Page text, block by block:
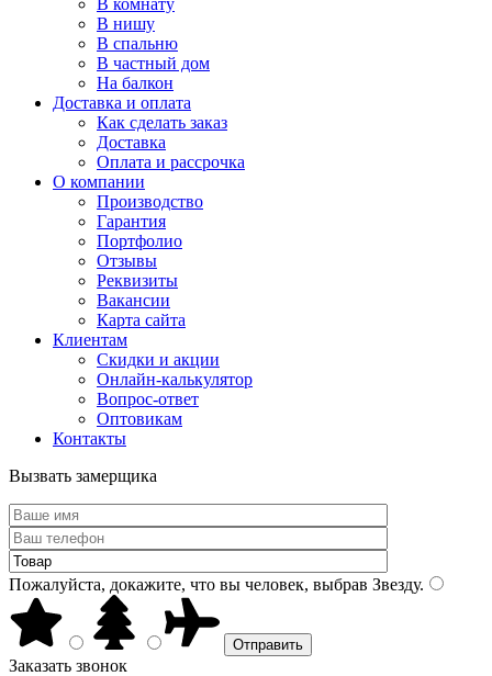
В комнату
В нишу
В спальню
В частный дом
На балкон
Доставка и оплата
Как сделать заказ
Доставка
Оплата и рассрочка
О компании
Производство
Гарантия
Портфолио
Отзывы
Реквизиты
Вакансии
Карта сайта
Клиентам
Скидки и акции
Онлайн-калькулятор
Вопрос-ответ
Оптовикам
Контакты
Вызвать замерщика
Пожалуйста, докажите, что вы человек, выбрав Звезду.
Заказать звонок